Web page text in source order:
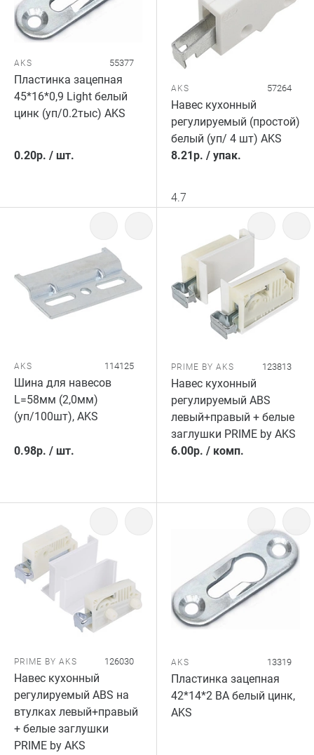
AKS 55377
Пластинка зацепная
45*16*0,9 Light белый
цинк (уп/0.2тыс) AKS
0.20р. / шт.
AKS 57264
Навес кухонный
регулируемый (простой)
белый (уп/ 4 шт) AKS
8.21р. / упак.
4.7
AKS 114125
Шина для навесов
L=58мм (2,0мм)
(уп/100шт), AKS
0.98р. / шт.
PRIME BY AKS 123813
Навес кухонный
регулируемый ABS
левый+правый + белые
заглушки PRIME by AKS
6.00р. / комп.
PRIME BY AKS 126030
Навес кухонный
регулируемый ABS на
втулках левый+правый
+ белые заглушки
PRIME by AKS
AKS 13319
Пластинка зацепная
42*14*2 ВА белый цинк,
AKS